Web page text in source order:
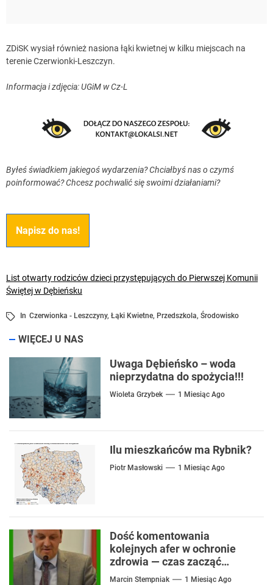
ZDiSK wysiał również nasiona łąki kwietnej w kilku miejscach na
terenie Czerwionki-Leszczyn.
Informacja i zdjęcia: UGiM w Cz-L
Byłeś świadkiem jakiegoś wydarzenia? Chciałbyś nas o czymś
poinformować? Chcesz pochwalić się swoimi działaniami?
Napisz do nas!
List otwarty rodziców dzieci przystępujących do Pierwszej Komunii
Świętej w Dębieńsku
In Czerwionka - Leszczyny, Łąki Kwietne, Przedszkola, Środowisko
WIĘCEJ U NAS
Uwaga Dębieńsko – woda
nieprzydatna do spożycia!!!
Wioleta Grzybek 1 Miesiąc Ago
Ilu mieszkańców ma Rybnik?
Piotr Masłowski 1 Miesiąc Ago
Dość komentowania
kolejnych afer w ochronie
zdrowia — czas zacząć
mówić o rozwiązaniach
Marcin Stempniak 1 Miesiąc Ago